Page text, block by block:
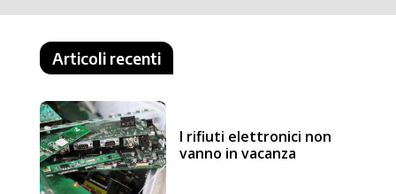
Articoli recenti
I rifiuti elettronici non
vanno in vacanza